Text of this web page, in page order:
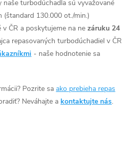
turbodúchadla sú vyvažované
130.000 ot./min.)
ČR a poskytujeme na ne záruku 24
repasovaných turbodúchadiel v ČR
- naše hodnotenie sa
Pozrite sa ako prebieha repas
Neváhajte a kontaktujte nás.